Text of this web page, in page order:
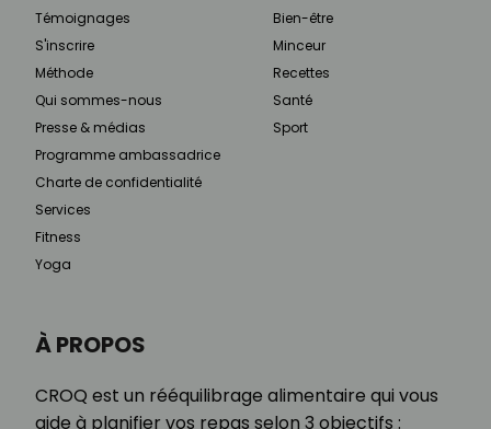
À PROPOS
CROQ est un rééquilibrage alimentaire qui vous
aide à planifier vos repas selon 3 objectifs :
Témoignages
S'inscrire
Méthode
Qui sommes-nous
Presse & médias
Programme ambassadrice
Charte de confidentialité
Services
Fitness
Yoga
Bien-être
Minceur
Recettes
Santé
Sport